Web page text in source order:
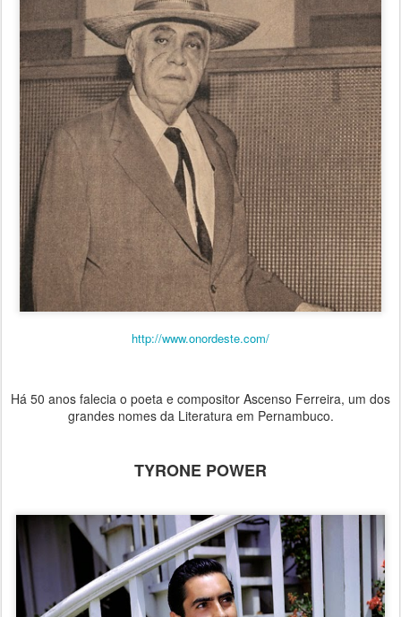
http://www.onordeste.com/
Há 50 anos falecia o poeta e compositor Ascenso Ferreira, um dos
grandes nomes da Literatura em Pernambuco.
TYRONE POWER